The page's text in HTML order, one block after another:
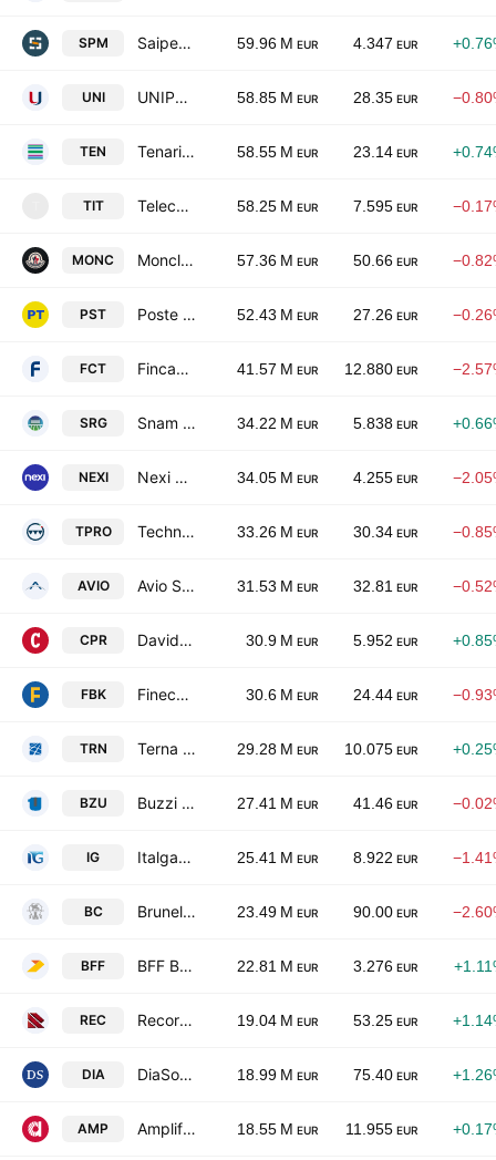
SPM Saipem S.p.A. 59.96 M EUR 4.347 EUR
UNI UNIPOL ASSICURAZIONI SPA 58.85 M EUR 28.35 EUR
TEN Tenaris S.A. 58.55 M EUR 23.14 EUR
TIT Telecom Italia S.p.A. 58.25 M EUR 7.595 EUR
MONC Moncler SpA 57.36 M EUR 50.66 EUR
PST Poste Italiane SpA 52.43 M EUR 27.26 EUR
FCT Fincantieri S.p.A. 41.57 M EUR 12.880 EUR
SRG Snam S.p.A. 34.22 M EUR 5.838 EUR
NEXI Nexi S.p.A. 34.05 M EUR 4.255 EUR
TPRO Technoprobe SpA 33.26 M EUR 30.34 EUR
AVIO Avio SpA 31.53 M EUR 32.81 EUR
CPR Davide Campari-Milano N.V. 30.9 M EUR 5.952 EUR
FBK FinecoBank SpA 30.6 M EUR 24.44 EUR
TRN Terna S.p.A. 29.28 M EUR 10.075 EUR
BZU Buzzi Spa 27.41 M EUR 41.46 EUR
IG Italgas SpA 25.41 M EUR 8.922 EUR
BC Brunello Cucinelli S.p.A. 23.49 M EUR 90.00 EUR
BFF BFF Bank SpA 22.81 M EUR 3.276 EUR
REC Recordati S.p.A. 19.04 M EUR 53.25 EUR
DIA DiaSorin S.p.A. 18.99 M EUR 75.40 EUR
AMP Amplifon SpA 18.55 M EUR 11.955 EUR